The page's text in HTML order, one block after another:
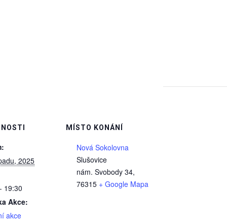
2025
19:30
Akce:
akce
MÍSTO KONÁNÍ
Nová Sokolovna
Slušovice
nám. Svobody 34,
76315 + Google Mapa